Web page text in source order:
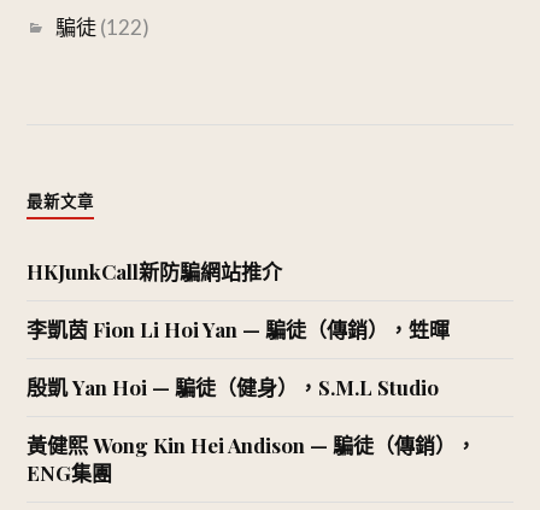
騙徒(122)
最新文章
HKJunkCall新防騙網站推介
李凱茵 Fion Li Hoi Yan — 騙徒（傳銷），甡暉
殷凱 Yan Hoi — 騙徒（健身），S.M.L Studio
黃健熙 Wong Kin Hei Andison — 騙徒（傳銷），
ENG集團